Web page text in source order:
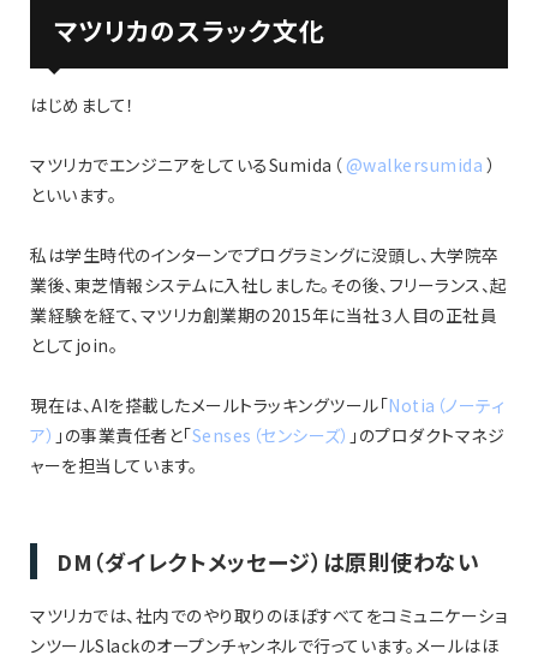
マツリカのスラック文化
はじめまして！
マツリカでエンジニアをしているSumida（ @walkersumida ）
といいます。
私は学生時代のインターンでプログラミングに没頭し、大学院卒
業後、東芝情報システムに入社しました。その後、フリーランス、起
業経験を経て、マツリカ創業期の2015年に当社３人目の正社員
としてjoin。
現在は、AIを搭載したメールトラッキングツール「Notia（ノーティ
ア） 」の事業責任者と「Senses（センシーズ） 」のプロダクトマネジ
ャーを担当しています。
DM（ダイレクトメッセージ）は原則使わない
マツリカでは、社内でのやり取りのほぼすべてをコミュニケーショ
ンツールSlackのオープンチャンネルで行っています。メールはほ